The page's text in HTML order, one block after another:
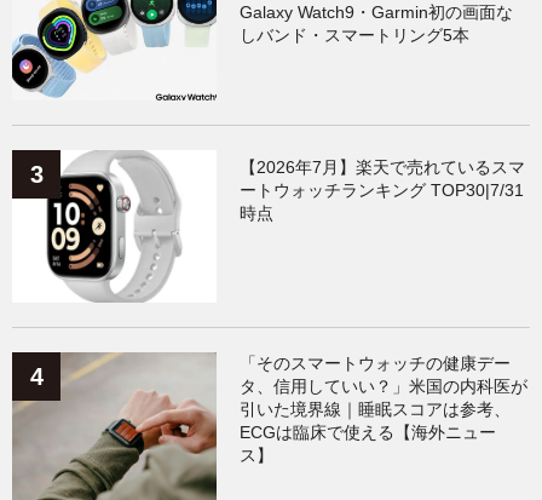
Galaxy Watch9・Garmin初の画面な
しバンド・スマートリング5本
【2026年7月】楽天で売れているスマ
ートウォッチランキング TOP30|7/31
時点
「そのスマートウォッチの健康デー
タ、信用していい？」米国の内科医が
引いた境界線｜睡眠スコアは参考、
ECGは臨床で使える【海外ニュー
ス】